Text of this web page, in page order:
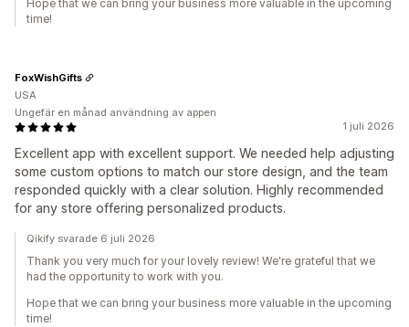
Hope that we can bring your business more valuable in the upcoming
time!
1 juli 2026
Excellent app with excellent support. We needed help adjusting
some custom options to match our store design, and the team
responded quickly with a clear solution. Highly recommended
for any store offering personalized products.
FoxWishGifts
USA
Ungefär en månad användning av appen
Qikify svarade 6 juli 2026
Thank you very much for your lovely review! We're grateful that we
had the opportunity to work with you.
Hope that we can bring your business more valuable in the upcoming
time!